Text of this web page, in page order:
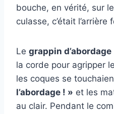
bouche, en vérité, sur
culasse, c’était l’arrière
Le grappin d’abordage
la corde pour agripper
les coques se
l’abordage ! » et les
au clair. Pendant le